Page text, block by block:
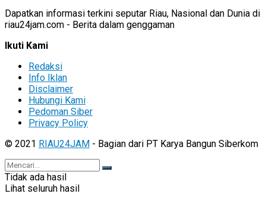
Dapatkan informasi terkini seputar Riau, Nasional dan Dunia di
riau24jam.com - Berita dalam genggaman
Ikuti Kami
Redaksi
Info Iklan
Disclaimer
Hubungi Kami
Pedoman Siber
Privacy Policy
© 2021 RIAU24JAM - Bagian dari PT Karya Bangun Siberkom
Tidak ada hasil
Lihat seluruh hasil